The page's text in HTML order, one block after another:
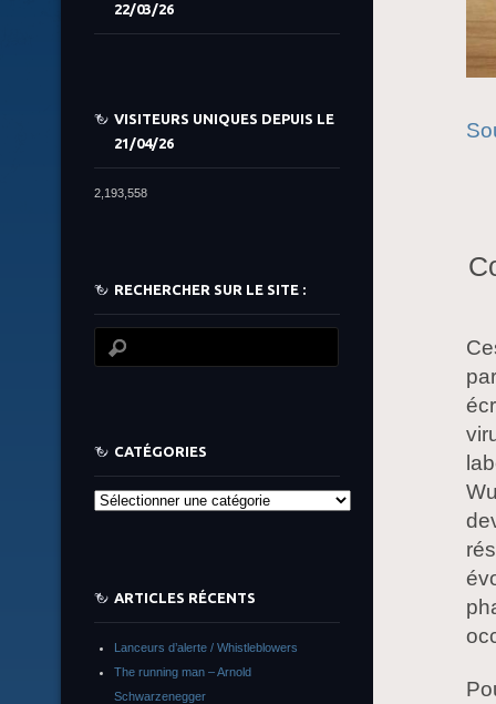
22/03/26
VISITEURS UNIQUES DEPUIS LE
21/04/26
2,193,558
RECHERCHER SUR LE SITE :
CATÉGORIES
Catégories
ARTICLES RÉCENTS
Lanceurs d’alerte / Whistleblowers
The running man – Arnold
Schwarzenegger